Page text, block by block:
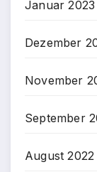
Januar 2023
Dezember
November
September
August 2022